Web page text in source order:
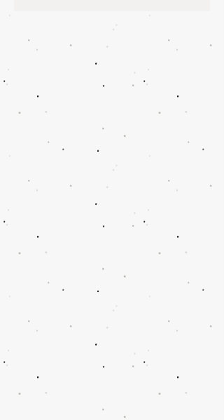
Lieferung mit DHL, Lieferzeit 5-7